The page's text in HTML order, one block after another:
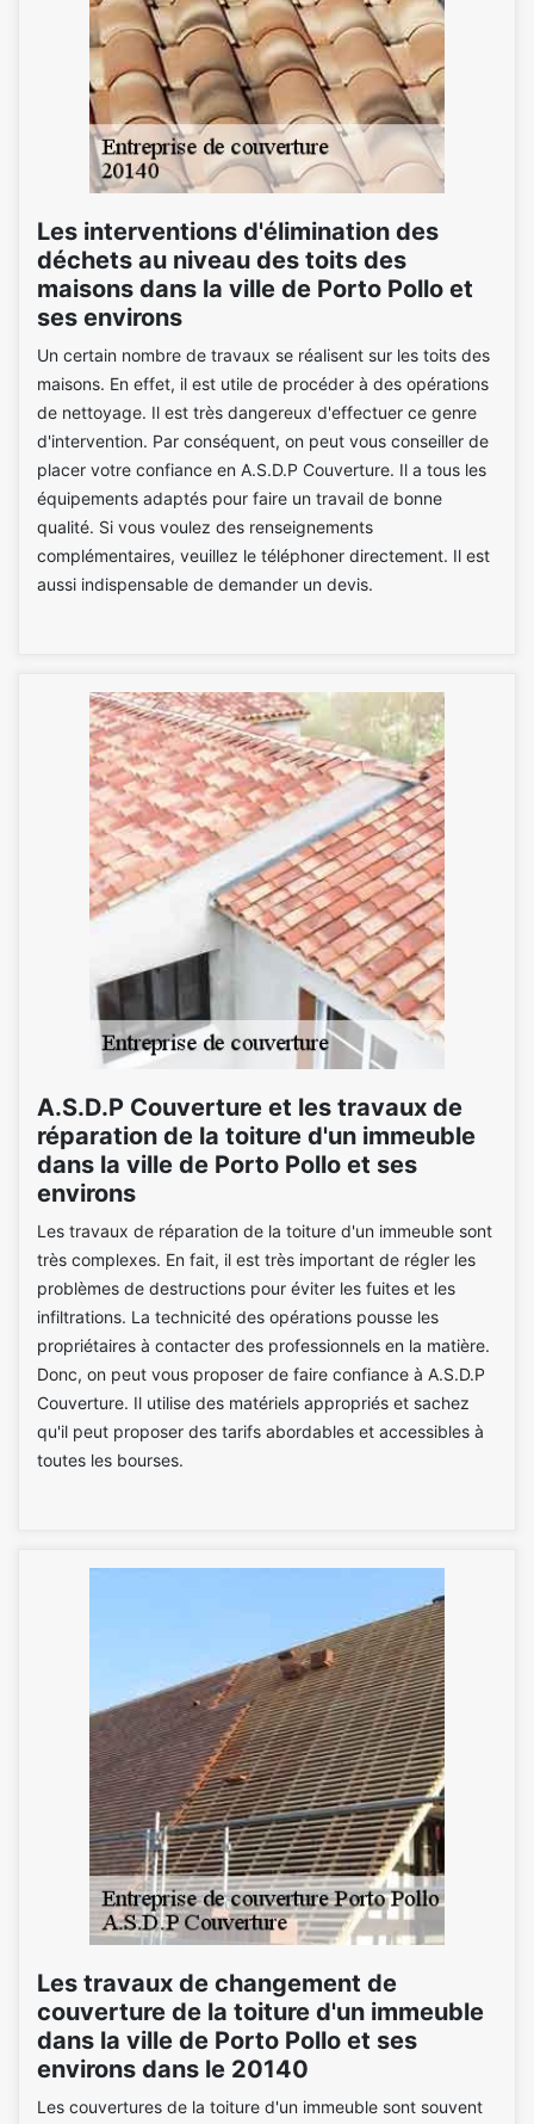
Les interventions d'élimination des
déchets au niveau des toits des
maisons dans la ville de Porto Pollo et
ses environs
Un certain nombre de travaux se réalisent sur les toits des
maisons. En effet, il est utile de procéder à des opérations
de nettoyage. Il est très dangereux d'effectuer ce genre
d'intervention. Par conséquent, on peut vous conseiller de
placer votre confiance en A.S.D.P Couverture. Il a tous les
équipements adaptés pour faire un travail de bonne
qualité. Si vous voulez des renseignements
complémentaires, veuillez le téléphoner directement. Il est
aussi indispensable de demander un devis.
A.S.D.P Couverture et les travaux de
réparation de la toiture d'un immeuble
dans la ville de Porto Pollo et ses
environs
Les travaux de réparation de la toiture d'un immeuble sont
très complexes. En fait, il est très important de régler les
problèmes de destructions pour éviter les fuites et les
infiltrations. La technicité des opérations pousse les
propriétaires à contacter des professionnels en la matière.
Donc, on peut vous proposer de faire confiance à A.S.D.P
Couverture. Il utilise des matériels appropriés et sachez
qu'il peut proposer des tarifs abordables et accessibles à
toutes les bourses.
Les travaux de changement de
couverture de la toiture d'un immeuble
dans la ville de Porto Pollo et ses
environs dans le 20140
Les couvertures de la toiture d'un immeuble sont souvent